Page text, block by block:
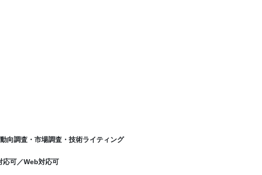
向調査・市場調査・技術ライティング
応可／Web対応可